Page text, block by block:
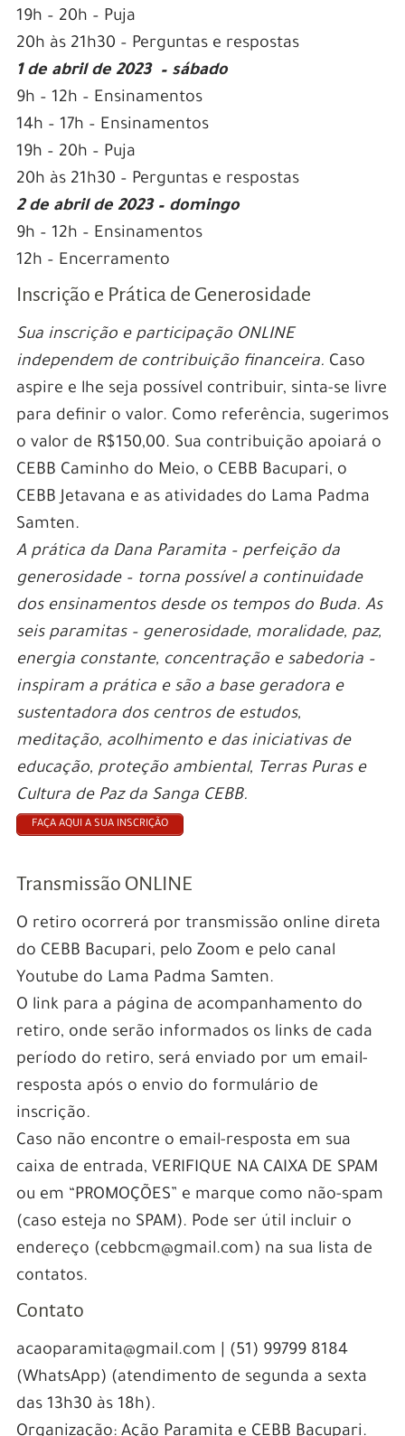
19h – 20h – Puja
20h às 21h30 – Perguntas e respostas
1 de abril de 2023 – sábado
9h – 12h – Ensinamentos
14h – 17h – Ensinamentos
19h – 20h – Puja
20h às 21h30 – Perguntas e respostas
2 de abril de 2023 – domingo
9h – 12h – Ensinamentos
12h – Encerramento
Inscrição e Prática de Generosidade
Sua inscrição e participação ONLINE
independem de contribuição financeira. Caso
aspire e lhe seja possível contribuir, sinta-se livre
para definir o valor. Como referência, sugerimos
o valor de R$150,00. Sua contribuição apoiará o
CEBB Caminho do Meio, o CEBB Bacupari, o
CEBB Jetavana e as atividades do Lama Padma
Samten.
A prática da Dana Paramita – perfeição da
generosidade – torna possível a continuidade
dos ensinamentos desde os tempos do Buda. As
seis paramitas – generosidade, moralidade, paz,
energia constante, concentração e sabedoria –
inspiram a prática e são a base geradora e
sustentadora dos centros de estudos,
meditação, acolhimento e das iniciativas de
educação, proteção ambiental, Terras Puras e
Cultura de Paz da Sanga CEBB.
FAÇA AQUI A SUA INSCRIÇÃO
Transmissão ONLINE
O retiro ocorrerá por transmissão online direta
do CEBB Bacupari, pelo Zoom e pelo canal
Youtube do Lama Padma Samten.
O link para a página de acompanhamento do
retiro, onde serão informados os links de cada
período do retiro, será enviado por um email-
resposta após o envio do formulário de
inscrição.
Caso não encontre o email-resposta em sua
caixa de entrada, VERIFIQUE NA CAIXA DE SPAM
ou em “PROMOÇÕES” e marque como não-spam
(caso esteja no SPAM). Pode ser útil incluir o
endereço (cebbcm@gmail.com) na sua lista de
contatos.
Contato
acaoparamita@gmail.com | (51) 99799 8184
(WhatsApp) (atendimento de segunda a sexta
das 13h30 às 18h).
Organização: Ação Paramita e CEBB Bacupari.